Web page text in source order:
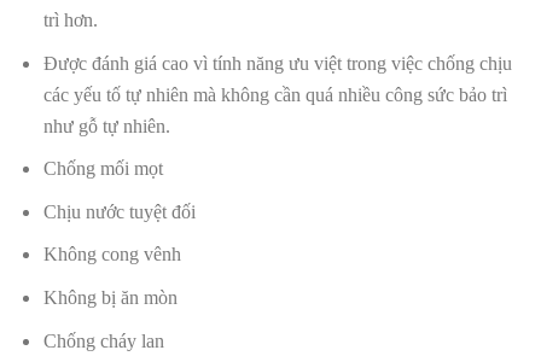
trì hơn.
Được đánh giá cao vì tính năng ưu việt trong việc chống chịu
các yếu tố tự nhiên mà không cần quá nhiều công sức bảo trì
như gỗ tự nhiên.
Chống mối mọt
Chịu nước tuyệt đối
Không cong vênh
Không bị ăn mòn
Chống cháy lan